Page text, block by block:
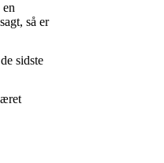
så er
sidste